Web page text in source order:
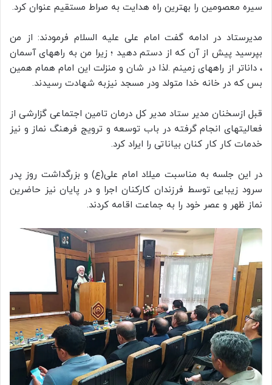
سیره معصومین را بهترین راه هدایت به صراط مستقیم عنوان کرد.
مدیرستاد در ادامه گفت امام على عليه السلام فرمودند: از من
بپرسيد پيش از آن كه از دستم دهيد ؛ زيرا من به راههاى آسمان
، داناتر از راههاى زمينم .لذا در شان و منزلت این امام همام همین
بس که در خانه خدا متولد ودر مسجد نیزبه شهادت رسیدند.
قبل ازسخنان مدیر ستاد مدیر کل درمان تامین اجتماعی گزارشی از
فعالیتهای انجام گرفته در باب توسعه و ترویج فرهنگ نماز و نیز
خدمات کار کار کنان بیاناتی را ایراد کرد.
در این جلسه به مناسبت میلاد امام علی(ع) و بزرگداشت روز پدر
سرود زیبایی توسط فرزندان کارکنان اجرا و در پایان نیز حاضرین
نماز ظهر و عصر خود را به جماعت اقامه کردند.